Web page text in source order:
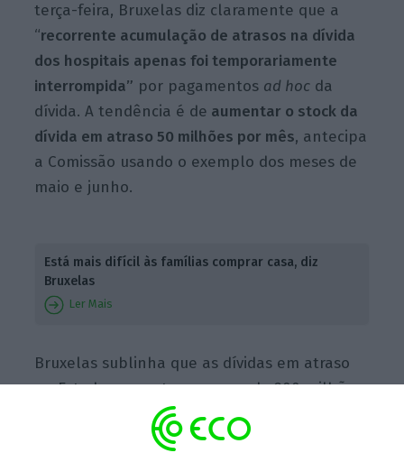
terça-feira, Bruxelas diz claramente que a
“recorrente acumulação de atrasos na dívida
dos hospitais apenas foi temporariamente
interrompida” por pagamentos ad hoc da
dívida. A tendência é de aumentar o stock da
dívida em atraso 50 milhões por mês, antecipa
a Comissão usando o exemplo dos meses de
maio e junho.
Está mais difícil às famílias comprar casa, diz
Bruxelas
Ler Mais
Bruxelas sublinha que as dívidas em atraso
no Estado aumentaram cerca de 200 milhões
de euros em 2017, sobretudo devido aos
hospitais públicos, atingindo um valor global